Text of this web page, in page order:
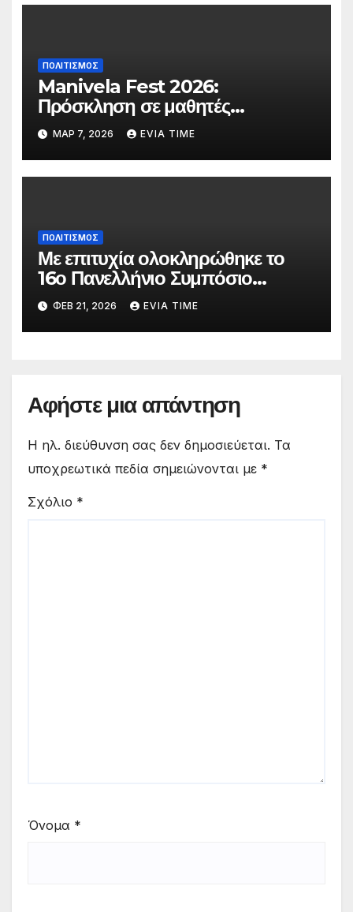
ΠΟΛΙΤΙΣΜΟΣ
Manivela Fest 2026:
Πρόσκληση σε μαθητές
Γυμνασίου και Λυκείου της
Εύβοιας για συμμετοχή στη
σκηνή
ΜΑΡ 7, 2026 EVIA TIME
ΠΟΛΙΤΙΣΜΟΣ
Με επιτυχία ολοκληρώθηκε το
16ο Πανελλήνιο Συμπόσιο
Επικούρειας Φιλοσοφίας
ΦΕΒ 21, 2026 EVIA TIME
Αφήστε μια απάντηση
Η ηλ. διεύθυνση σας δεν δημοσιεύεται. Τα
υποχρεωτικά πεδία σημειώνονται με *
Σχόλιο *
Όνομα *